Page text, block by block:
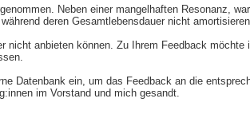
Neben einer mangelhaften Resonanz,
deren Gesamtlebensdauer nicht
anbieten können. Zu Ihrem Feedback
Datenbank ein, um das Feedback an die
im Vorstand und mich gesandt.